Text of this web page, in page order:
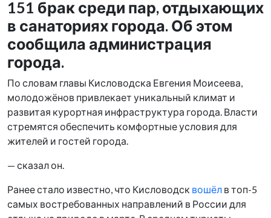
151 брак среди пар, отдыхающих
в санаториях города. Об этом
сообщила администрация
города.
По словам главы Кисловодска Евгения Моисеева,
молодожёнов привлекает уникальный климат и
развитая курортная инфраструктура города. Власти
стремятся обеспечить комфортные условия для
жителей и гостей города.
— сказал он.
Ранее стало известно, что Кисловодск вошёл в топ-5
самых востребованных направлений в России для